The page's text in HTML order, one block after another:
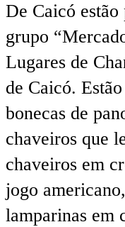
De Caicó estão
grupo
Lugares de
de Caicó.
bonecas de
chaveiros que
chaveiros em
jogo
lamparinas em